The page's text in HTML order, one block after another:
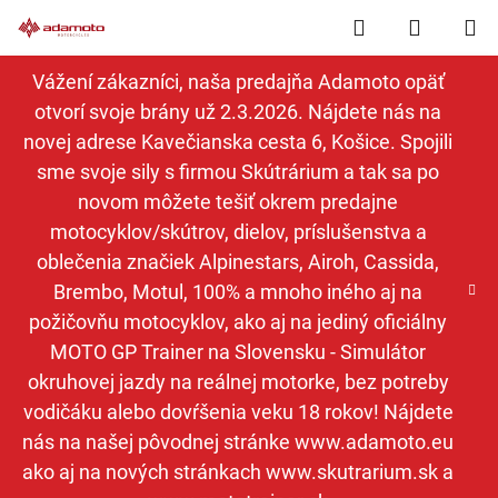
na
obsah
Vážení zákazníci, naša predajňa Adamoto opäť
otvorí svoje brány už 2.3.2026. Nájdete nás na
novej adrese Kavečianska cesta 6, Košice. Spojili
sme svoje sily s firmou Skútrárium a tak sa po
novom môžete tešiť okrem predajne
motocyklov/skútrov, dielov, príslušenstva a
oblečenia značiek Alpinestars, Airoh, Cassida,
Brembo, Motul, 100% a mnoho iného aj na
požičovňu motocyklov, ako aj na jediný oficiálny
MOTO GP Trainer na Slovensku - Simulátor
okruhovej jazdy na reálnej motorke, bez potreby
vodičáku alebo dovŕšenia veku 18 rokov! Nájdete
nás na našej pôvodnej stránke www.adamoto.eu
ako aj na nových stránkach www.skutrarium.sk a
Hľadať
KOŠÍK